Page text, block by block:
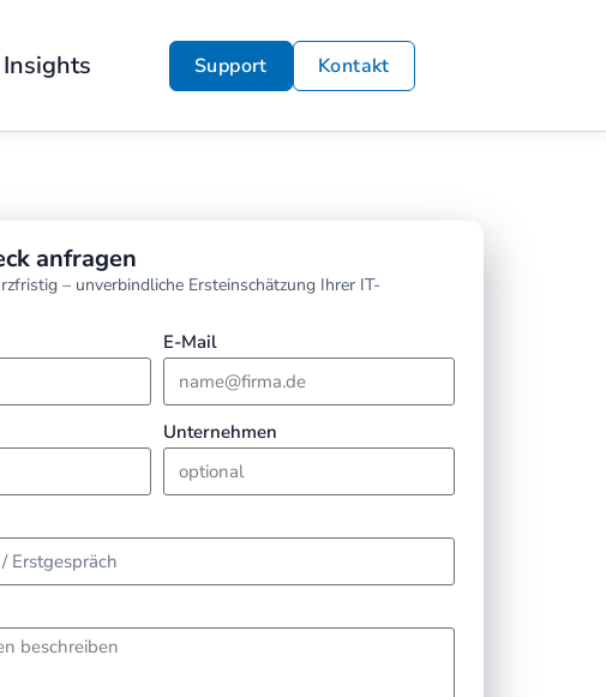
Insights Support Kontakt
anfragen
– unverbindliche Ersteinschätzung Ihrer IT-
E-Mail
Unternehmen